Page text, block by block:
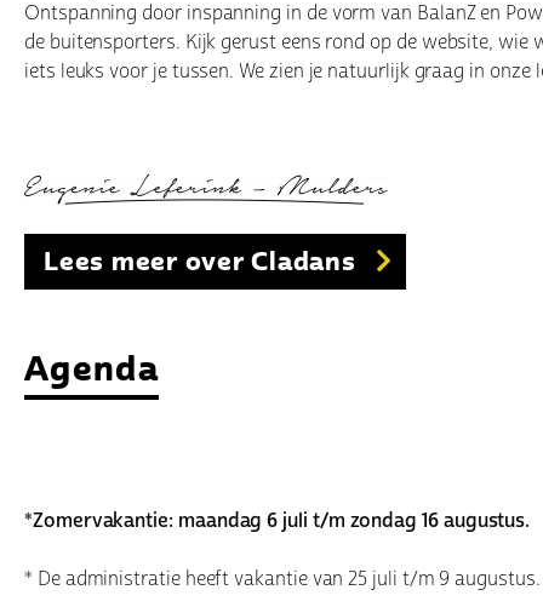
Ontspanning door inspanning in de vorm van BalanZ en
de buitensporters. Kijk gerust eens rond op de website, wie
iets leuks voor je tussen. We zien je natuurlijk graag in onze
Lees meer over Cladans
Agenda
*Zomervakantie: maandag 6 juli t/m zondag 16 augustus.
* De administratie heeft vakantie van 25 juli t/m 9 augustus.